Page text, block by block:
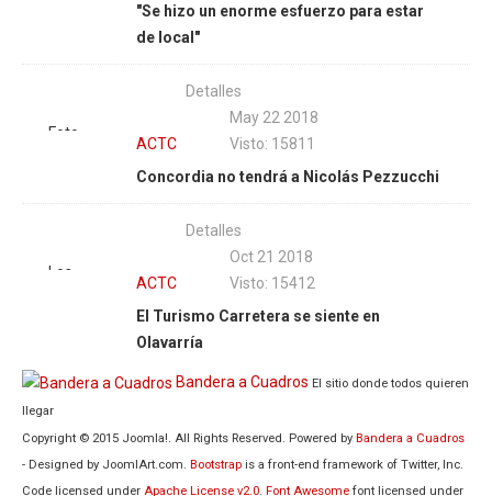
Emiliozzi'.
Luján
"Se hizo un enorme esfuerzo para estar
de local"
Foto
ACTC
Detalles
May 22 2018
Visto: 15811
Concordia no tendrá a Nicolás Pezzucchi
Los
Salerno y
recorrieron
el último
viernes el
ACTC
Detalles
Oct 21 2018
Visto: 15412
El Turismo Carretera se siente en
Olavarría
Bandera a Cuadros El sitio donde todos quieren
llegar
Copyright © 2015 Joomla!. All Rights Reserved. Powered by Bandera a Cuadros
- Designed by JoomlArt.com. Bootstrap is a front-end framework of Twitter, Inc.
Code licensed under Apache License v2.0. Font Awesome font licensed under